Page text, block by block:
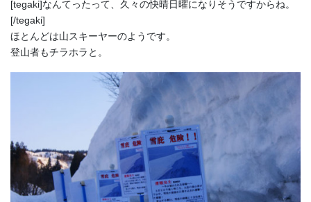
[tegaki]なんてったって、久々の快晴日曜になりそうですからね。
[/tegaki]
ほとんどは山スキーヤーのようです。
登山者もチラホラと。